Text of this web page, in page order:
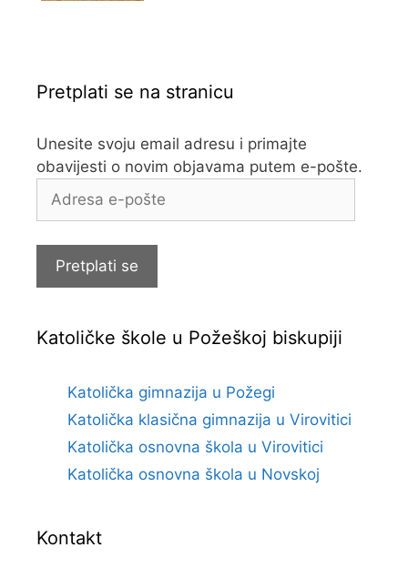
Pretplati se na stranicu
Unesite svoju email adresu i primajte
obavijesti o novim objavama putem e-pošte.
Adresa
Pretplati se
Katoličke škole u Požeškoj biskupiji
Katolička gimnazija u Požegi
Katolička klasična gimnazija u Virovitici
Katolička osnovna škola u Virovitici
Katolička osnovna škola u Novskoj
Kontakt